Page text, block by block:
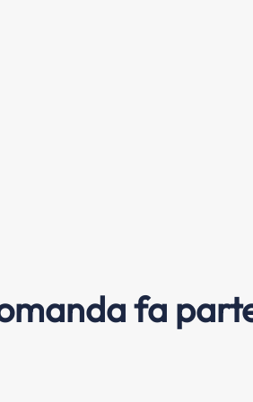
fa